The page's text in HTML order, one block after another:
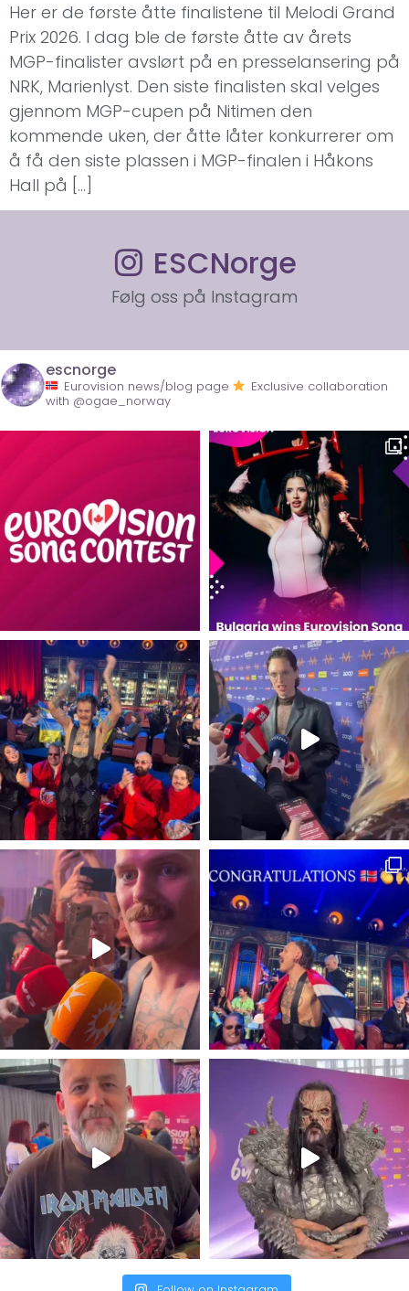
Her er de første åtte finalistene til Melodi Grand
Prix 2026. I dag ble de første åtte av årets
MGP-finalister avslørt på en presselansering på
NRK, Marienlyst. Den siste finalisten skal velges
gjennom MGP-cupen på Nitimen den
kommende uken, der åtte låter konkurrerer om
å få den siste plassen i MGP-finalen i Håkons
Hall på […]
ESCNorge
Følg oss på Instagram
escnorge
Eurovision news/blog page
Exclusive collaboration
with @ogae_norway